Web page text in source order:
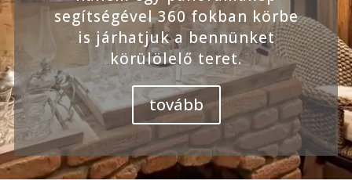
segítségével 360 fokban körbe
is járhatjuk a bennünket
körülölelő teret.
tovább